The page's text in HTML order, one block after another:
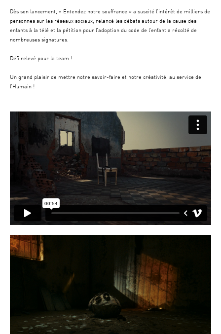
Dès son lancement, « Entendez notre souffrance » a suscité l’intérêt de milliers de
personnes sur les réseaux sociaux, relancé les débats autour de la cause des
enfants à la télé et la pétition pour l’adoption du code de l’enfant a récolté de
nombreuses signatures.
Défi relevé pour la team !
Un grand plaisir de mettre notre savoir-faire et notre créativité, au service de
l’Humain !